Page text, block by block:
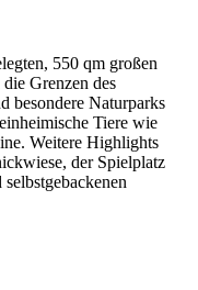
550 qm großen
Grenzen des
besondere Naturparks
Tiere wie
Weitere Highlights
der Spielplatz